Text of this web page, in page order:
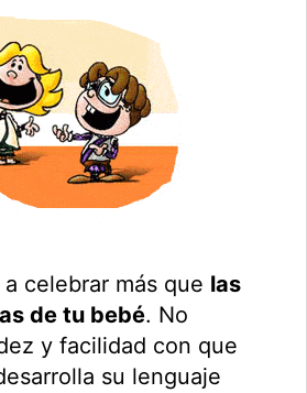
celebrar más que las
de tu bebé. No
y facilidad con que
su lenguaje